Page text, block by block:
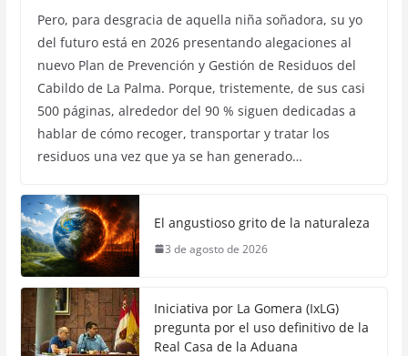
Pero, para desgracia de aquella niña soñadora, su yo
del futuro está en 2026 presentando alegaciones al
nuevo Plan de Prevención y Gestión de Residuos del
Cabildo de La Palma. Porque, tristemente, de sus casi
500 páginas, alrededor del 90 % siguen dedicadas a
hablar de cómo recoger, transportar y tratar los
residuos una vez que ya se han generado…
El angustioso grito de la naturaleza
3 de agosto de 2026
Iniciativa por La Gomera (IxLG)
pregunta por el uso definitivo de la
Real Casa de la Aduana